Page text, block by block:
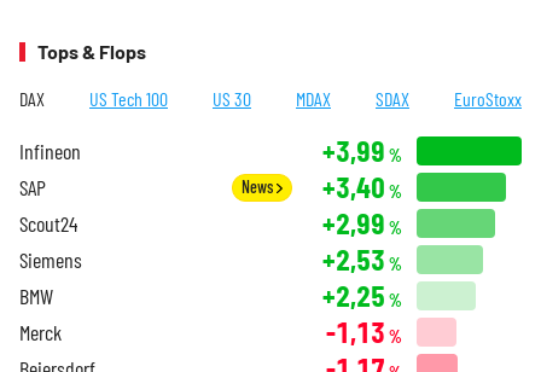
Tops & Flops
DAX US Tech 100 US 30 MDAX SDAX EuroStoxx
Infineon +3,99 %
SAP News +3,40 %
Scout24 +2,99 %
Siemens +2,53 %
BMW +2,25 %
Merck -1,13 %